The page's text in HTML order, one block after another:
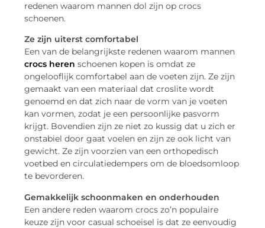
redenen waarom mannen dol zijn op crocs
schoenen.
Ze zijn uiterst comfortabel
Een van de belangrijkste redenen waarom mannen
crocs heren schoenen kopen is omdat ze
ongelooflijk comfortabel aan de voeten zijn. Ze zijn
gemaakt van een materiaal dat croslite wordt
genoemd en dat zich naar de vorm van je voeten
kan vormen, zodat je een persoonlijke pasvorm
krijgt. Bovendien zijn ze niet zo kussig dat u zich er
onstabiel door gaat voelen en zijn ze ook licht van
gewicht. Ze zijn voorzien van een orthopedisch
voetbed en circulatiedempers om de bloedsomloop
te bevorderen.
Gemakkelijk schoonmaken en onderhouden
Een andere reden waarom crocs zo’n populaire
keuze zijn voor casual schoeisel is dat ze eenvoudig